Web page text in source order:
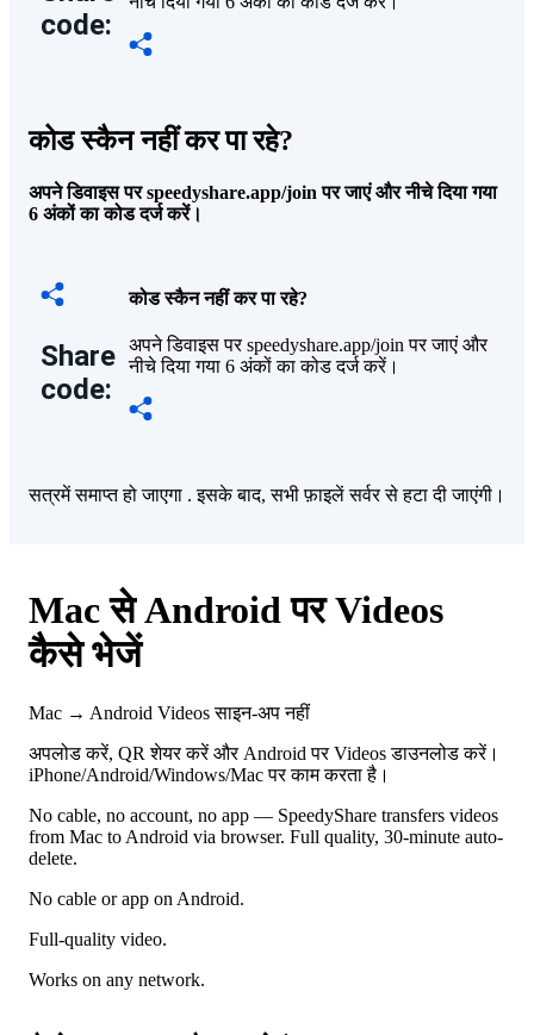
code:
कोड स्कैन नहीं कर पा रहे?
अपने डिवाइस पर speedyshare.app/join पर जाएं और नीचे दिया गया
6 अंकों का कोड दर्ज करें।
Share
code:
कोड स्कैन नहीं कर पा रहे?
अपने डिवाइस पर speedyshare.app/join पर जाएं और
नीचे दिया गया 6 अंकों का कोड दर्ज करें।
सत्रमें समाप्त हो जाएगा . इसके बाद, सभी फ़ाइलें सर्वर से हटा दी जाएंगी।
Mac से Android पर Videos
कैसे भेजें
Mac → Android Videosसाइन-अप नहीं
अपलोड करें, QR शेयर करें और Android पर Videos डाउनलोड करें।
iPhone/Android/Windows/Mac पर काम करता है।
No cable, no account, no app — SpeedyShare transfers videos
from Mac to Android via browser. Full quality, 30-minute auto-
delete.
No cable or app on Android.
Full-quality video.
Works on any network.